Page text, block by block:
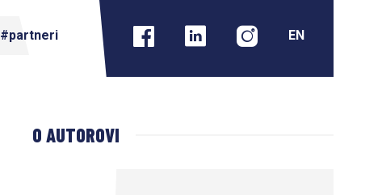
#partneri
O AUTOROVI